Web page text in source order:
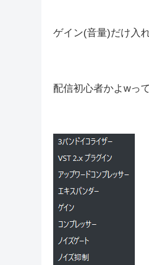
ゲイン(音量)だけ入